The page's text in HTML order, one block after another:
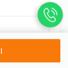
TOPLANIYOR